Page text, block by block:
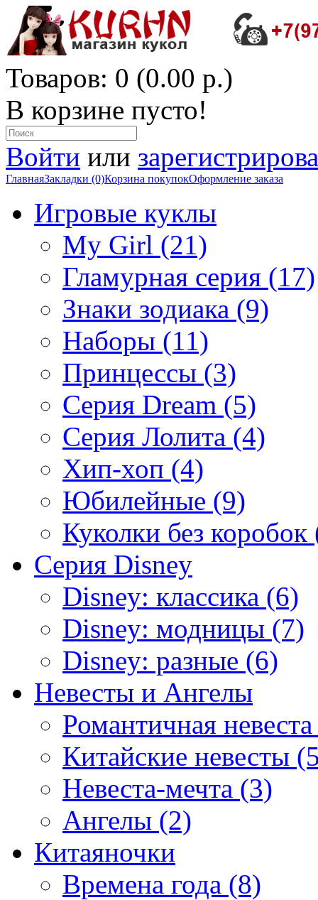
Товаров: 0 (0.00 р.)
В корзине пусто!
Войти или
ГлавнаяЗакладки (0)Корзина покупокОформление заказа
Игровые куклы
My Girl (21)
Гламурная серия (17)
Знаки зодиака (9)
Наборы (11)
Принцессы (3)
Серия Dream (5)
Серия Лолита (4)
Хип-хоп (4)
Юбилейные (9)
Куколки без коробок
Серия Disney
Disney: классика (6)
Disney: модницы (7)
Disney: разные (6)
Невесты и Ангелы
Романтичная
Китайские невесты
Невеста-мечта (3)
Ангелы (2)
Китаяночки
Времена года (8)